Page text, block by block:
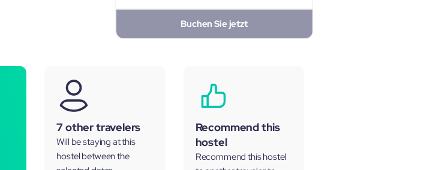
Buchen Sie jetzt
7 other travelers
Will be staying at this
hostel between the
Recommend this
hostel
Recommend this hostel